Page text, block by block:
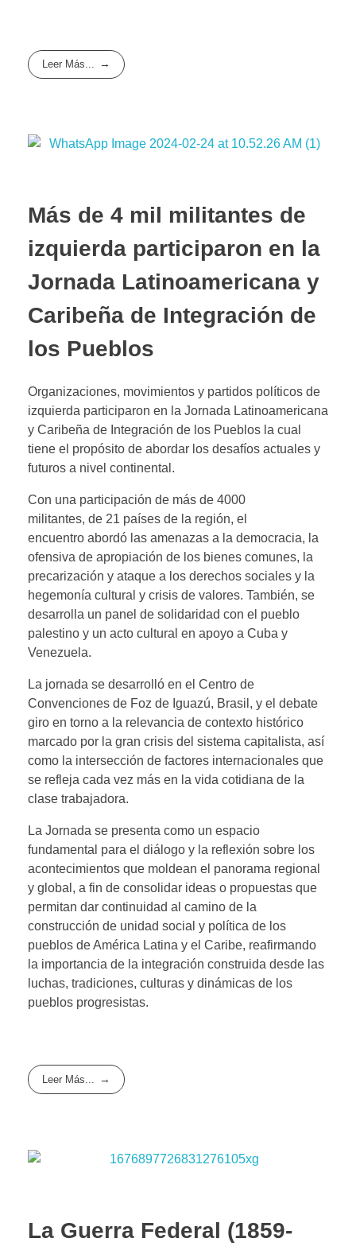
Leer Más...
Más de 4 mil militantes de
izquierda participaron en la
Jornada Latinoamericana y
Caribeña de Integración de
los Pueblos
Organizaciones, movimientos y partidos políticos de
izquierda participaron en la Jornada Latinoamericana
y Caribeña de Integración de los Pueblos la cual
tiene el propósito de abordar los desafíos actuales y
futuros a nivel continental.
Con una participación de más de 4000
militantes, de 21 países de la región, el
encuentro abordó las amenazas a la democracia, la
ofensiva de apropiación de los bienes comunes, la
precarización y ataque a los derechos sociales y la
hegemonía cultural y crisis de valores. También, se
desarrolla un panel de solidaridad con el pueblo
palestino y un acto cultural en apoyo a Cuba y
Venezuela.
La jornada se desarrolló en el Centro de
Convenciones de Foz de Iguazú, Brasil, y el debate
giro en torno a la relevancia de contexto histórico
marcado por la gran crisis del sistema capitalista, así
como la intersección de factores internacionales que
se refleja cada vez más en la vida cotidiana de la
clase trabajadora.
La Jornada se presenta como un espacio
fundamental para el diálogo y la reflexión sobre los
acontecimientos que moldean el panorama regional
y global, a fin de consolidar ideas o propuestas que
permitan dar continuidad al camino de la
construcción de unidad social y política de los
pueblos de América Latina y el Caribe, reafirmando
la importancia de la integración construida desde las
luchas, tradiciones, culturas y dinámicas de los
pueblos progresistas.
Leer Más...
La Guerra Federal (1859-